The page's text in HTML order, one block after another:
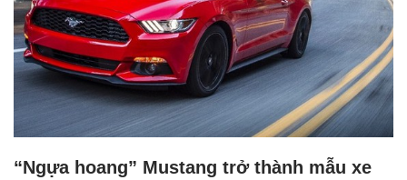
“Ngựa hoang” Mustang trở thành mẫu xe